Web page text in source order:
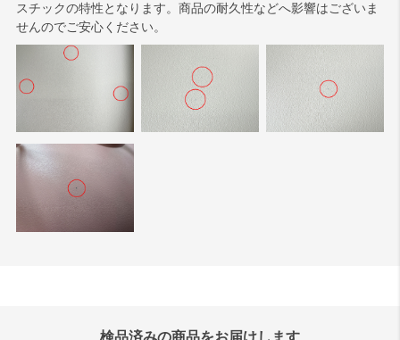
スチックの特性となります。商品の耐久性などへ影響はございま
せんのでご安心ください。
検品済みの商品をお届けします